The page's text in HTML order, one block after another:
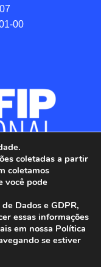
00
Auditores
Brasil.
coletadas a partir
coletamos
você pode
Dados e GDPR,
essas informações
em nossa Política
se estiver